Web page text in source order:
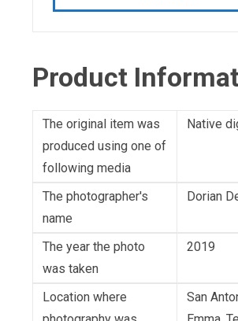
Product
The original item was
produced using one of
following media
Native
The photographer's
name
Dorian
The year the photo
was taken
2019
Location where
San